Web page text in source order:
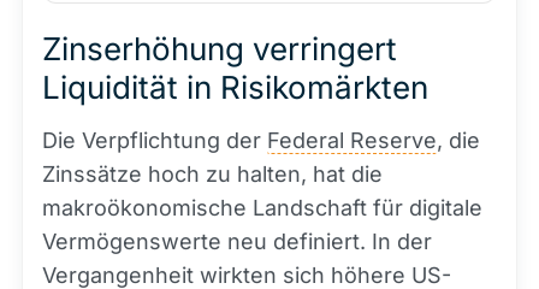
Zinserhöhung verringert
Liquidität in Risikomärkten
Die Verpflichtung der Federal Reserve, die
Zinssätze hoch zu halten, hat die
makroökonomische Landschaft für digitale
Vermögenswerte neu definiert. In der
Vergangenheit wirkten sich höhere US-